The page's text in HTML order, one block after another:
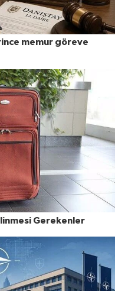
memur göreve
Gerekenler